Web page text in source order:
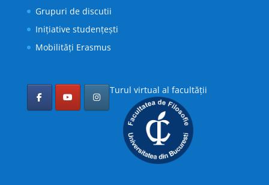
Grupuri de discutii
Inițiative studențești
Mobilități Erasmus
Turul virtual al facultății